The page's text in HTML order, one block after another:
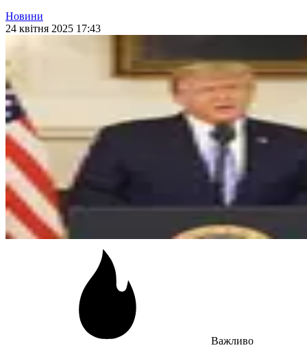
Новини
24 квітня 2025 17:43
Важливо